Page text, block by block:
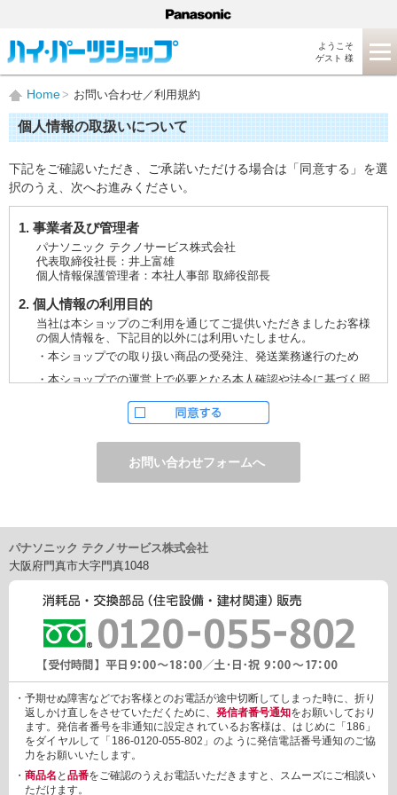
ようこそ
ゲスト 様
Home お問い合わせ／利用規約
個人情報の取扱いについて
下記をご確認いただき、ご承諾いただける場合は「同意する」を選
択のうえ、次へお進みください。
1. 事業者及び管理者
パナソニック テクノサービス株式会社
代表取締役社長：井上富雄
個人情報保護管理者：本社人事部 取締役部長
2. 個人情報の利用目的
当社は本ショップのご利用を通じてご提供いただきましたお客様
の個人情報を、下記目的以外には利用いたしません。
・本ショップでの取り扱い商品の受発注、発送業務遂行のため
・本ショップでの運営上で必要となる本人確認や法令に基づく照
ただし、お申し込みフォーム上でご希望の方のみに、下記サービ
・電子メール、ダイレクトメールなどによる情報のご提供
（1）ご提供情報の分野
・住宅関連設備・建材、家電製品、住まいづくり(新築・リフォー
車載関連商品など
（2）ご提供情報の概要
・商品、サービスに関するご提案
・商品サポート、メンテナンスに関するご提案
・キャンペーン、フェアー、イベントに関する情報ご提供
・アンケート、商品モニターに関する情報ご提供など
3. 個人情報の提供
あらかじめご本人様からご了解いただいている場合や法令で認め
られている場合を除き、個人情報を第三者に提供または開示いた
しません。
しかしながら、お客様がクレジットカード決済をご利用される場
合に限り、カード発行会社が行なう不正利用検知・防止「3Dセキ
ュア2.0」のために、お客様が利用するカード発行会社及び、決済
代行会社：GMOペイメントゲートウェイ（第三者）に、下記の情
報を開示し、本人認証を行います。
・金額など、決済に関する情報
パナソニック テクノサービス株式会社
大阪府門真市大字門真1048
・予期せぬ障害などでお客様とのお電話が途中切断してしまった時に、折り
返しかけ直しをさせていただくために、 発信者番号通知をお願いしており
ます。発信者番号を非通知に設定されているお客様は、はじめに「186」
をダイヤルして「186-0120-055-802」のように発信電話番号通知のご協
力をお願いいたします。
・ 商品名 と 品番をご確認のうえお電話いただきますと、スムーズにご相談い
ただけます。